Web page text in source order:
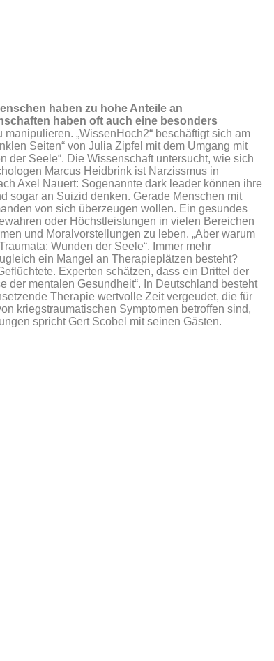
haben zu hohe Anteile an
haben oft auch eine besonders
„WissenHoch2“ beschäftigt sich am
Seiten“ von Julia Zipfel mit dem Umgang mit
der Seele“. Die Wissenschaft untersucht, wie sich
Marcus Heidbrink ist Narzissmus in
Axel Nauert: Sogenannte dark leader können ihre
sogar an Suizid denken. Gerade Menschen mit
von sich überzeugen wollen. Ein gesundes
oder Höchstleistungen in vielen Bereichen
und Moralvorstellungen zu leben. „Aber warum
Wunden der Seele“. Immer mehr
ein Mangel an Therapieplätzen besteht?
Experten schätzen, dass ein Drittel der
mentalen Gesundheit“. In Deutschland besteht
Therapie wertvolle Zeit vergeudet, die für
kriegstraumatischen Symptomen betroffen sind,
spricht Gert Scobel mit seinen Gästen.